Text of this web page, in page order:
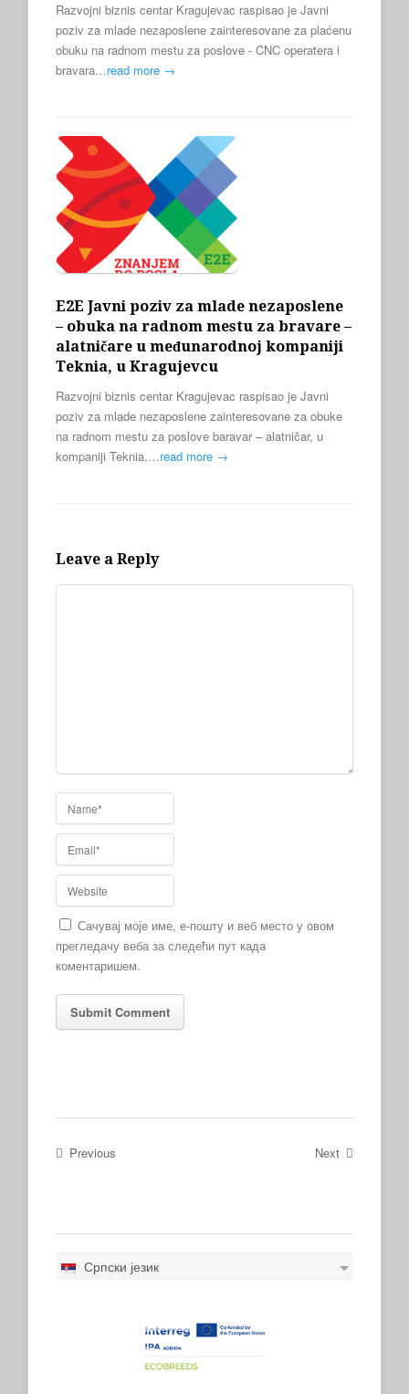
Razvojni biznis centar Kragujevac raspisao je Javni
poziv za mlade nezaposlene zainteresovane za plaćenu
obuku na radnom mestu za poslove - CNC operatera i
bravara…read more →
E2E Javni poziv za mlade nezaposlene
– obuka na radnom mestu za bravare –
alatničare u međunarodnoj kompaniji
Teknia, u Kragujevcu
Razvojni biznis centar Kragujevac raspisao je Javni
poziv za mlade nezaposlene zainteresovane za obuke
na radnom mestu za poslove baravar – alatničar, u
kompaniji Teknia,…read more →
Leave a Reply
Сачувај моје име, е-пошту и веб место у овом
прегледачу веба за следећи пут када
коментаришем.
Previous Next
Српски језик